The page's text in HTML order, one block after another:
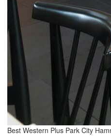
Best Western Plus Park City